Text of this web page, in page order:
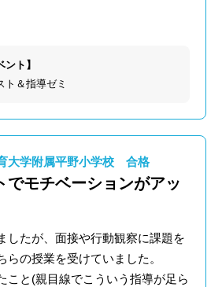
ント】
ト＆指導ゼミ
大学附属平野小学校 合格
でモチベーションがアッ
したが、面接や行動観察に課題を
らの授業を受けていました。
こと(親目線でこういう指導が足ら